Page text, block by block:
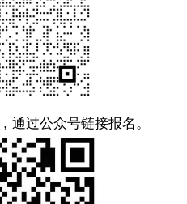
通过公众号链接报名。